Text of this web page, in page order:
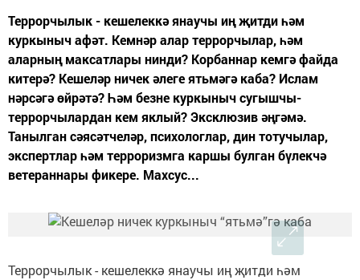
Террорчылык - кешелеккә янаучы иң җитди һәм
куркыныч афәт. Кемнәр алар террорчылар, һәм
аларның максатлары нинди? Корбаннар кемгә файда
китерә? Кешеләр ничек әлеге ятьмәгә каба? Ислам
нәрсәгә өйрәтә? Һәм безне куркыныч сугышчы-
террорчылардан кем яклый? Эксклюзив әңгәмә.
Танылган сәясәтчеләр, психологлар, дин тотучылар,
экспертлар һәм терроризмга каршы булган бүлекчә
ветераннары фикере. Махсус...
Террорчылык - кешелеккә янаучы иң җитди һәм